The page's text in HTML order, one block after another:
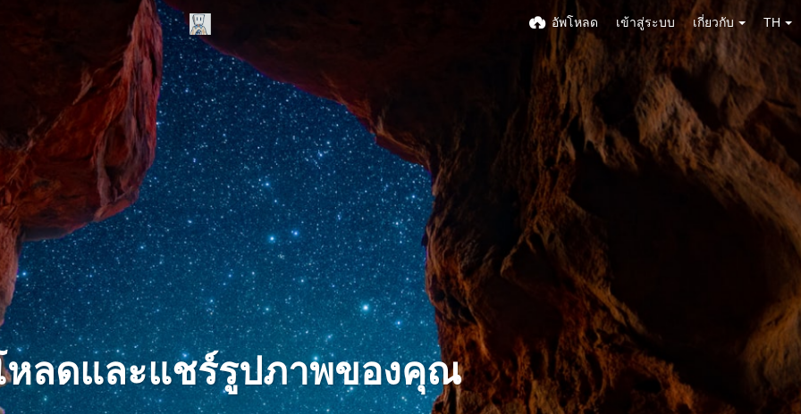
อัพโหลด เข้าสู่ระบบ เกี่ยวกับ TH
หลดและแชร์รูปภาพของคุณ